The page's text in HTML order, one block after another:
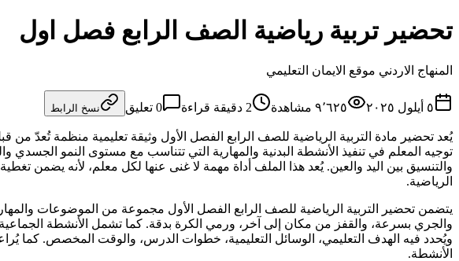
تحضير تربية رياضية الصف الرابع فصل اول
المنهاج الاردني موقع الايمان التعليمي
٥ أيلول ٢٠٢٥ ٩٬٦٢٥ مشاهدة 2 دقيقة قراءة 0 تعليق نسخ الرابط
يُعد تحضير مادة التربية الرياضية للصف الرابع الفصل الأول وثيقة تعليمية منظمة
توجيه المعلم في تنفيذ الأنشطة البدنية والمهارية التي تتناسب مع مستوى النمو
والتنسيق بين اليد والعين. يُعد هذا الملف أداة مهمة لا غنى عنها لكل معلم، لأنه يضمن
الرياضية.
يتضمن تحضير التربية الرياضية للصف الرابع الفصل الأول مجموعة من الموضوعات
والجري بسرعة، والقفز من مكان إلى آخر، ورمي الكرة بدقة. كما تشمل الأنشطة
ويُحدد فيه الهدف التعليمي، الوسائل التعليمية، خطوات الدرس، والوقت المخصص. كما
الأنشطة.